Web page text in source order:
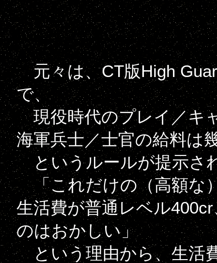
元々は、CT版High
で、
現役時代のプレイ／キ
海軍兵士／士官の給料は
というルールが提示さ
「これだけの（高額な
生活費が普通レベル
のはおかしい」
という理由から、生活